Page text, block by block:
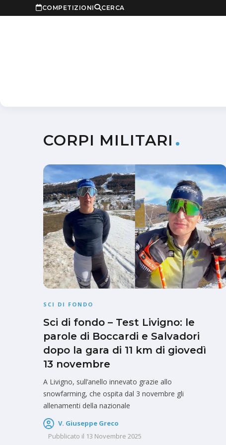
COMPETIZIONI CERCA
CORPI MILITARI
SCI DI FONDO
Sci di fondo – Test Livigno: le
parole di Boccardi e Salvadori
dopo la gara di 11 km di giovedì
13 novembre
A Livigno, sull’anello innevato grazie allo
snowfarming, che ospita dal 3 novembre gli
allenamenti della nazionale
V. Giuseppe Greco
Pubblicato il 13 Novembre 2025